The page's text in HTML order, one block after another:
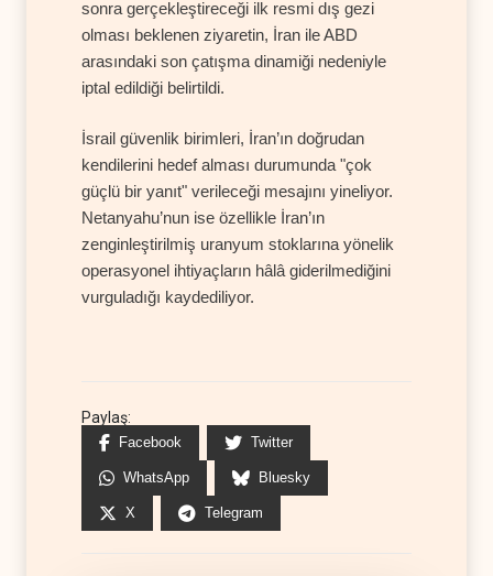
sonra gerçekleştireceği ilk resmi dış gezi
olması beklenen ziyaretin, İran ile ABD
arasındaki son çatışma dinamiği nedeniyle
iptal edildiği belirtildi.
İsrail güvenlik birimleri, İran’ın doğrudan
kendilerini hedef alması durumunda "çok
güçlü bir yanıt" verileceği mesajını yineliyor.
Netanyahu’nun ise özellikle İran’ın
zenginleştirilmiş uranyum stoklarına yönelik
operasyonel ihtiyaçların hâlâ giderilmediğini
vurguladığı kaydediliyor.
Paylaş:
Facebook Twitter
WhatsApp Bluesky
X Telegram